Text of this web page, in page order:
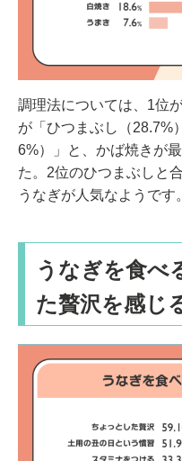
調理法については、1位
が「ひつまぶし（28.7%
6%）」と、かば焼きが
た。2位のひつまぶしと
うなぎが人気なようです。
うなぎを食べ
た贅沢を感じ